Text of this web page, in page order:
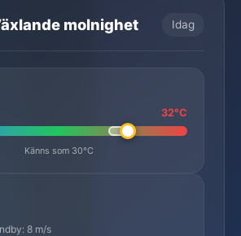
molnighet Idag
32°C
Känns som 30°C
8 m/s